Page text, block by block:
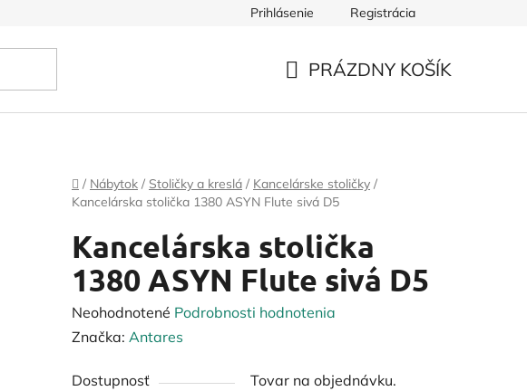
Prihlásenie Registrácia
PRÁZDNY KOŠÍK
Domov
/ Nábytok / Stoličky a kreslá / Kancelárske stoličky /
Kancelárska stolička 1380 ASYN Flute sivá D5
Kancelárska stolička
1380 ASYN Flute sivá D5
Priemerné
hodnotenie
je
Neohodnotené Podrobnosti hodnotenia
Značka: Antares
Dostupnosť
Tovar na objednávku.